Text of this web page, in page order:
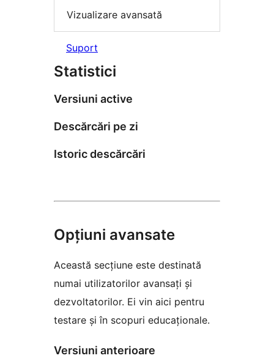
Vizualizare avansată
Suport
Statistici
Versiuni active
Descărcări pe zi
Istoric descărcări
Opțiuni avansate
Această secțiune este destinată
numai utilizatorilor avansați și
dezvoltatorilor. Ei vin aici pentru
testare și în scopuri educaționale.
Versiuni anterioare